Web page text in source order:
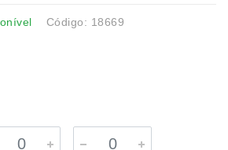
Código: 18669